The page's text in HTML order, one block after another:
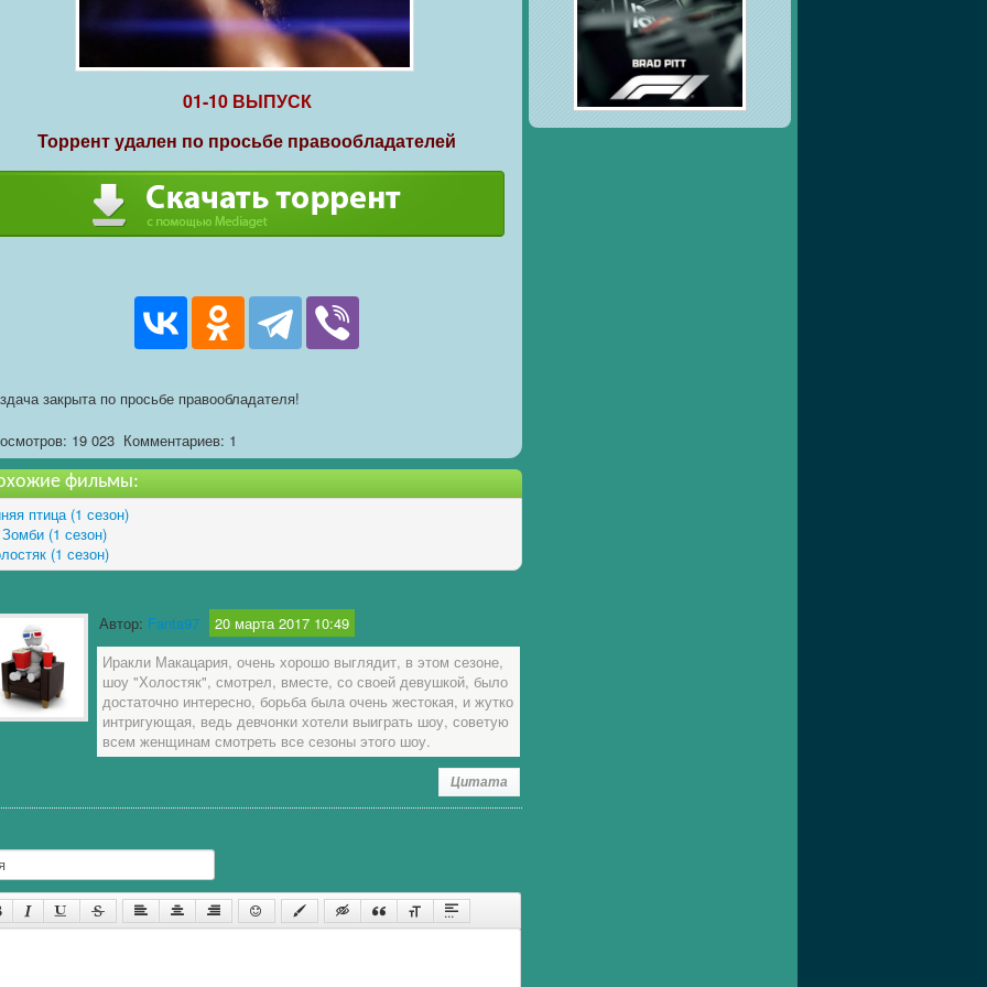
01-10 ВЫПУСК
Торрент удален по просьбе правообладателей
закрыта по просьбе правообладателя!
19 023 Комментариев: 1
фильмы:
птица (1 сезон)
(1 сезон)
(1 сезон)
Автор: Fanta97
20 марта 2017 10:49
Иракли Макацария, очень хорошо выглядит, в этом сезоне,
шоу "Холостяк", смотрел, вместе, со своей девушкой, было
достаточно интересно, борьба была очень жестокая, и жутко
интригующая, ведь девчонки хотели выиграть шоу, советую
всем женщинам смотреть все сезоны этого шоу.
Цитата